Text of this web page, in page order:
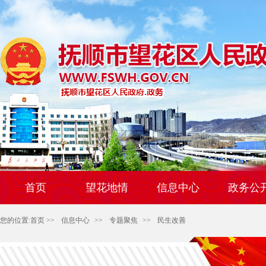
首页 望花地情 信息中心 政务公
您的位置:首页 >> 信息中心 >> 专题聚焦 >> 民生改善